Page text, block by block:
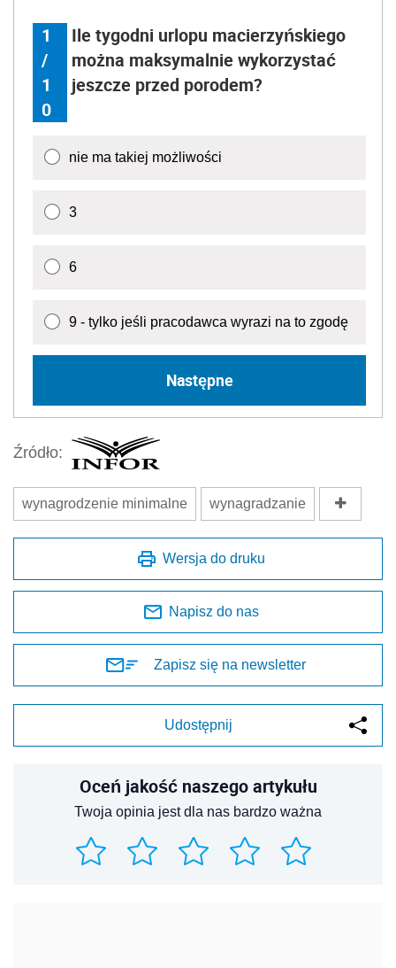
1
/
1
0
Ile tygodni urlopu macierzyńskiego
można maksymalnie wykorzystać
jeszcze przed porodem?
nie ma takiej możliwości
3
6
9 - tylko jeśli pracodawca wyrazi na to zgodę
Następne
Źródło:
wynagrodzenie minimalne wynagradzanie
Wersja do druku
Napisz do nas
Zapisz się na newsletter
Udostępnij
Oceń jakość naszego artykułu
Twoja opinia jest dla nas bardzo ważna